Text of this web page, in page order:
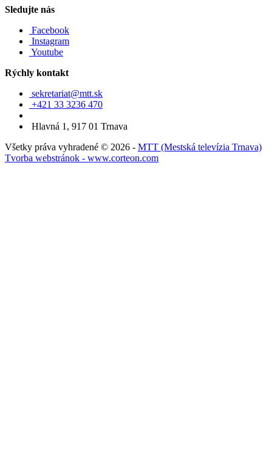
Sledujte nás
Facebook
Instagram
Youtube
Rýchly kontakt
sekretariat@mtt.sk
+421 33 3236 470
Hlavná 1, 917 01 Trnava
Všetky práva vyhradené © 2026 - MTT (Mestská televízia Trnava)
Tvorba webstránok - www.corteon.com